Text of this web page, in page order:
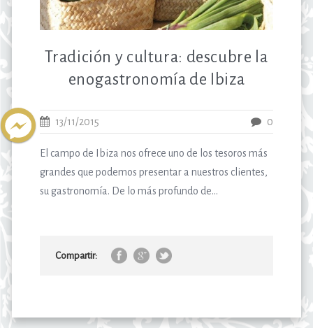
Tradición y cultura: descubre la
enogastronomía de Ibiza
13/11/2015 0
El campo de Ibiza nos ofrece uno de los tesoros más
grandes que podemos presentar a nuestros clientes,
su gastronomía. De lo más profundo de...
Compartir: